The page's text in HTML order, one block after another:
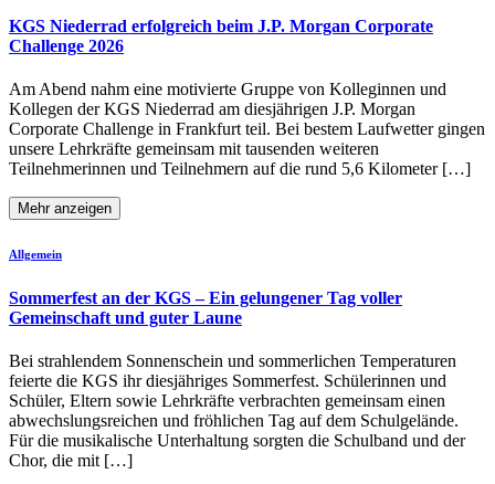
KGS Niederrad erfolgreich beim J.P. Morgan Corporate
Challenge 2026
Am Abend nahm eine motivierte Gruppe von Kolleginnen und
Kollegen der KGS Niederrad am diesjährigen J.P. Morgan
Corporate Challenge in Frankfurt teil. Bei bestem Laufwetter gingen
unsere Lehrkräfte gemeinsam mit tausenden weiteren
Teilnehmerinnen und Teilnehmern auf die rund 5,6 Kilometer […]
Mehr anzeigen
Allgemein
Sommerfest an der KGS – Ein gelungener Tag voller
Gemeinschaft und guter Laune
Bei strahlendem Sonnenschein und sommerlichen Temperaturen
feierte die KGS ihr diesjähriges Sommerfest. Schülerinnen und
Schüler, Eltern sowie Lehrkräfte verbrachten gemeinsam einen
abwechslungsreichen und fröhlichen Tag auf dem Schulgelände.
Für die musikalische Unterhaltung sorgten die Schulband und der
Chor, die mit […]